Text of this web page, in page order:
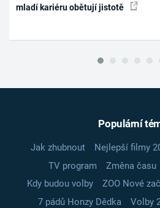
mladí kariéru obětují jistotě
Populární
Jak zhubnout Nejlepší filmy
TV program
Změna času
Kdy budou volby
ZOO Nové
7 pádů Honzy Dědka
Volby